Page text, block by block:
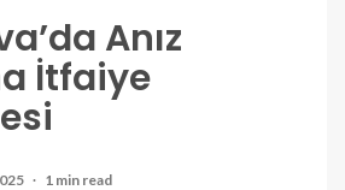
Anız
İtfaiye
1 min read